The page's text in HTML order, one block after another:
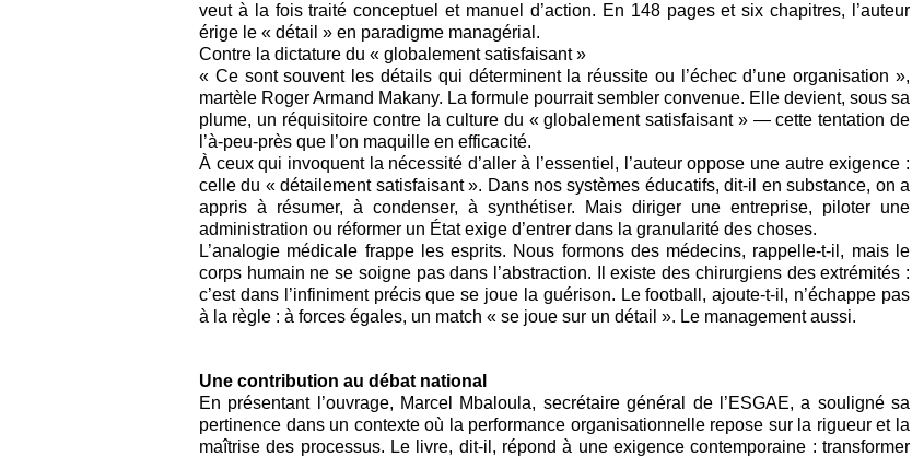
veut à la fois traité conceptuel et manuel d’action. En 148 pages et six chapitres, l’auteur
érige le « détail » en paradigme managérial.
Contre la dictature du « globalement satisfaisant »
« Ce sont souvent les détails qui déterminent la réussite ou l’échec d’une organisation »,
martèle Roger Armand Makany. La formule pourrait sembler convenue. Elle devient, sous sa
plume, un réquisitoire contre la culture du « globalement satisfaisant » — cette tentation de
l’à-peu-près que l’on maquille en efficacité.
À ceux qui invoquent la nécessité d’aller à l’essentiel, l’auteur oppose une autre exigence :
celle du « détailement satisfaisant ». Dans nos systèmes éducatifs, dit-il en substance, on a
appris à résumer, à condenser, à synthétiser. Mais diriger une entreprise, piloter une
administration ou réformer un État exige d’entrer dans la granularité des choses.
L’analogie médicale frappe les esprits. Nous formons des médecins, rappelle-t-il, mais le
corps humain ne se soigne pas dans l’abstraction. Il existe des chirurgiens des extrémités :
c’est dans l’infiniment précis que se joue la guérison. Le football, ajoute-t-il, n’échappe pas
à la règle : à forces égales, un match « se joue sur un détail ». Le management aussi.
Une contribution au débat national
En présentant l’ouvrage, Marcel Mbaloula, secrétaire général de l’ESGAE, a souligné sa
pertinence dans un contexte où la performance organisationnelle repose sur la rigueur et la
maîtrise des processus. Le livre, dit-il, répond à une exigence contemporaine : transformer